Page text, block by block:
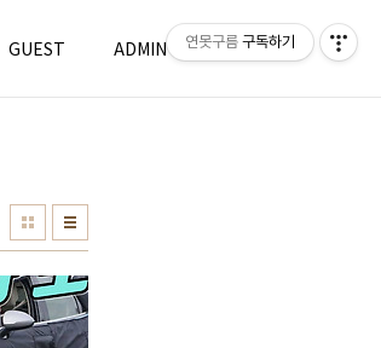
GUEST ADMIN WRITE
연못구름 구독하기